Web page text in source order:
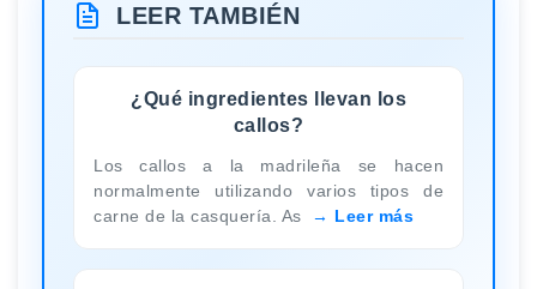
LEER TAMBIÉN
¿Qué ingredientes llevan los
callos?
Los callos a la madrileña se hacen
normalmente utilizando varios tipos de
carne de la casquería. As
Leer más